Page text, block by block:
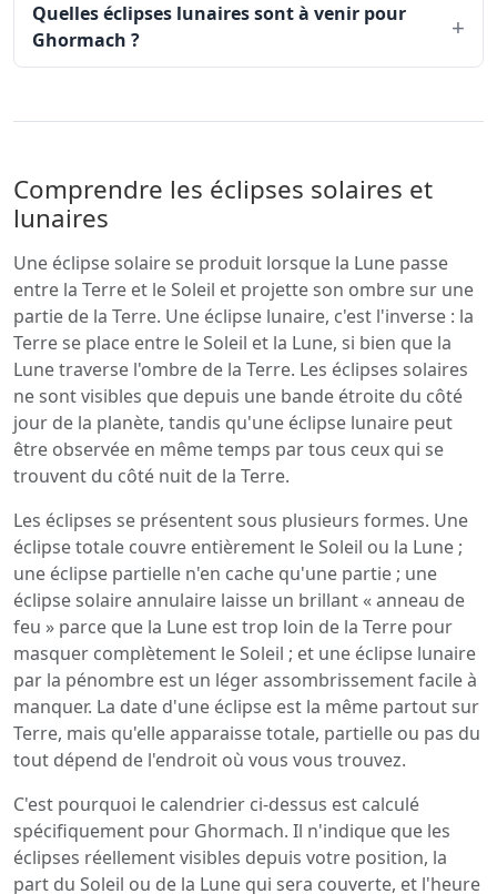
Quelles éclipses lunaires sont à venir pour
Ghormach ?
Comprendre les éclipses solaires et
lunaires
Une éclipse solaire se produit lorsque la Lune passe
entre la Terre et le Soleil et projette son ombre sur une
partie de la Terre. Une éclipse lunaire, c'est l'inverse : la
Terre se place entre le Soleil et la Lune, si bien que la
Lune traverse l'ombre de la Terre. Les éclipses solaires
ne sont visibles que depuis une bande étroite du côté
jour de la planète, tandis qu'une éclipse lunaire peut
être observée en même temps par tous ceux qui se
trouvent du côté nuit de la Terre.
Les éclipses se présentent sous plusieurs formes. Une
éclipse totale couvre entièrement le Soleil ou la Lune ;
une éclipse partielle n'en cache qu'une partie ; une
éclipse solaire annulaire laisse un brillant « anneau de
feu » parce que la Lune est trop loin de la Terre pour
masquer complètement le Soleil ; et une éclipse lunaire
par la pénombre est un léger assombrissement facile à
manquer. La date d'une éclipse est la même partout sur
Terre, mais qu'elle apparaisse totale, partielle ou pas du
tout dépend de l'endroit où vous vous trouvez.
C'est pourquoi le calendrier ci-dessus est calculé
spécifiquement pour Ghormach. Il n'indique que les
éclipses réellement visibles depuis votre position, la
part du Soleil ou de la Lune qui sera couverte, et l'heure